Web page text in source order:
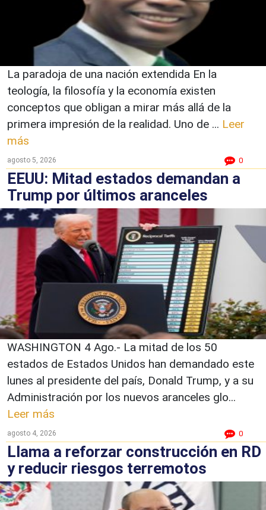
La paradoja de una nación extendida En la
teología, la filosofía y la economía existen
conceptos que obligan a mirar más allá de la
primera impresión de la realidad. Uno de ... Leer
más
agosto 5, 2026 0
EEUU: Mitad estados demandan a
Trump por últimos aranceles
WASHINGTON 4 Ago.- La mitad de los 50
estados de Estados Unidos han demandado este
lunes al presidente del país, Donald Trump, y a su
Administración por los nuevos aranceles glo...
Leer más
agosto 4, 2026 0
Llama a reforzar construcción en RD
y reducir riesgos terremotos